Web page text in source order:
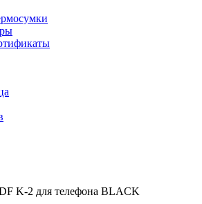
K-2 для телефона BLACK